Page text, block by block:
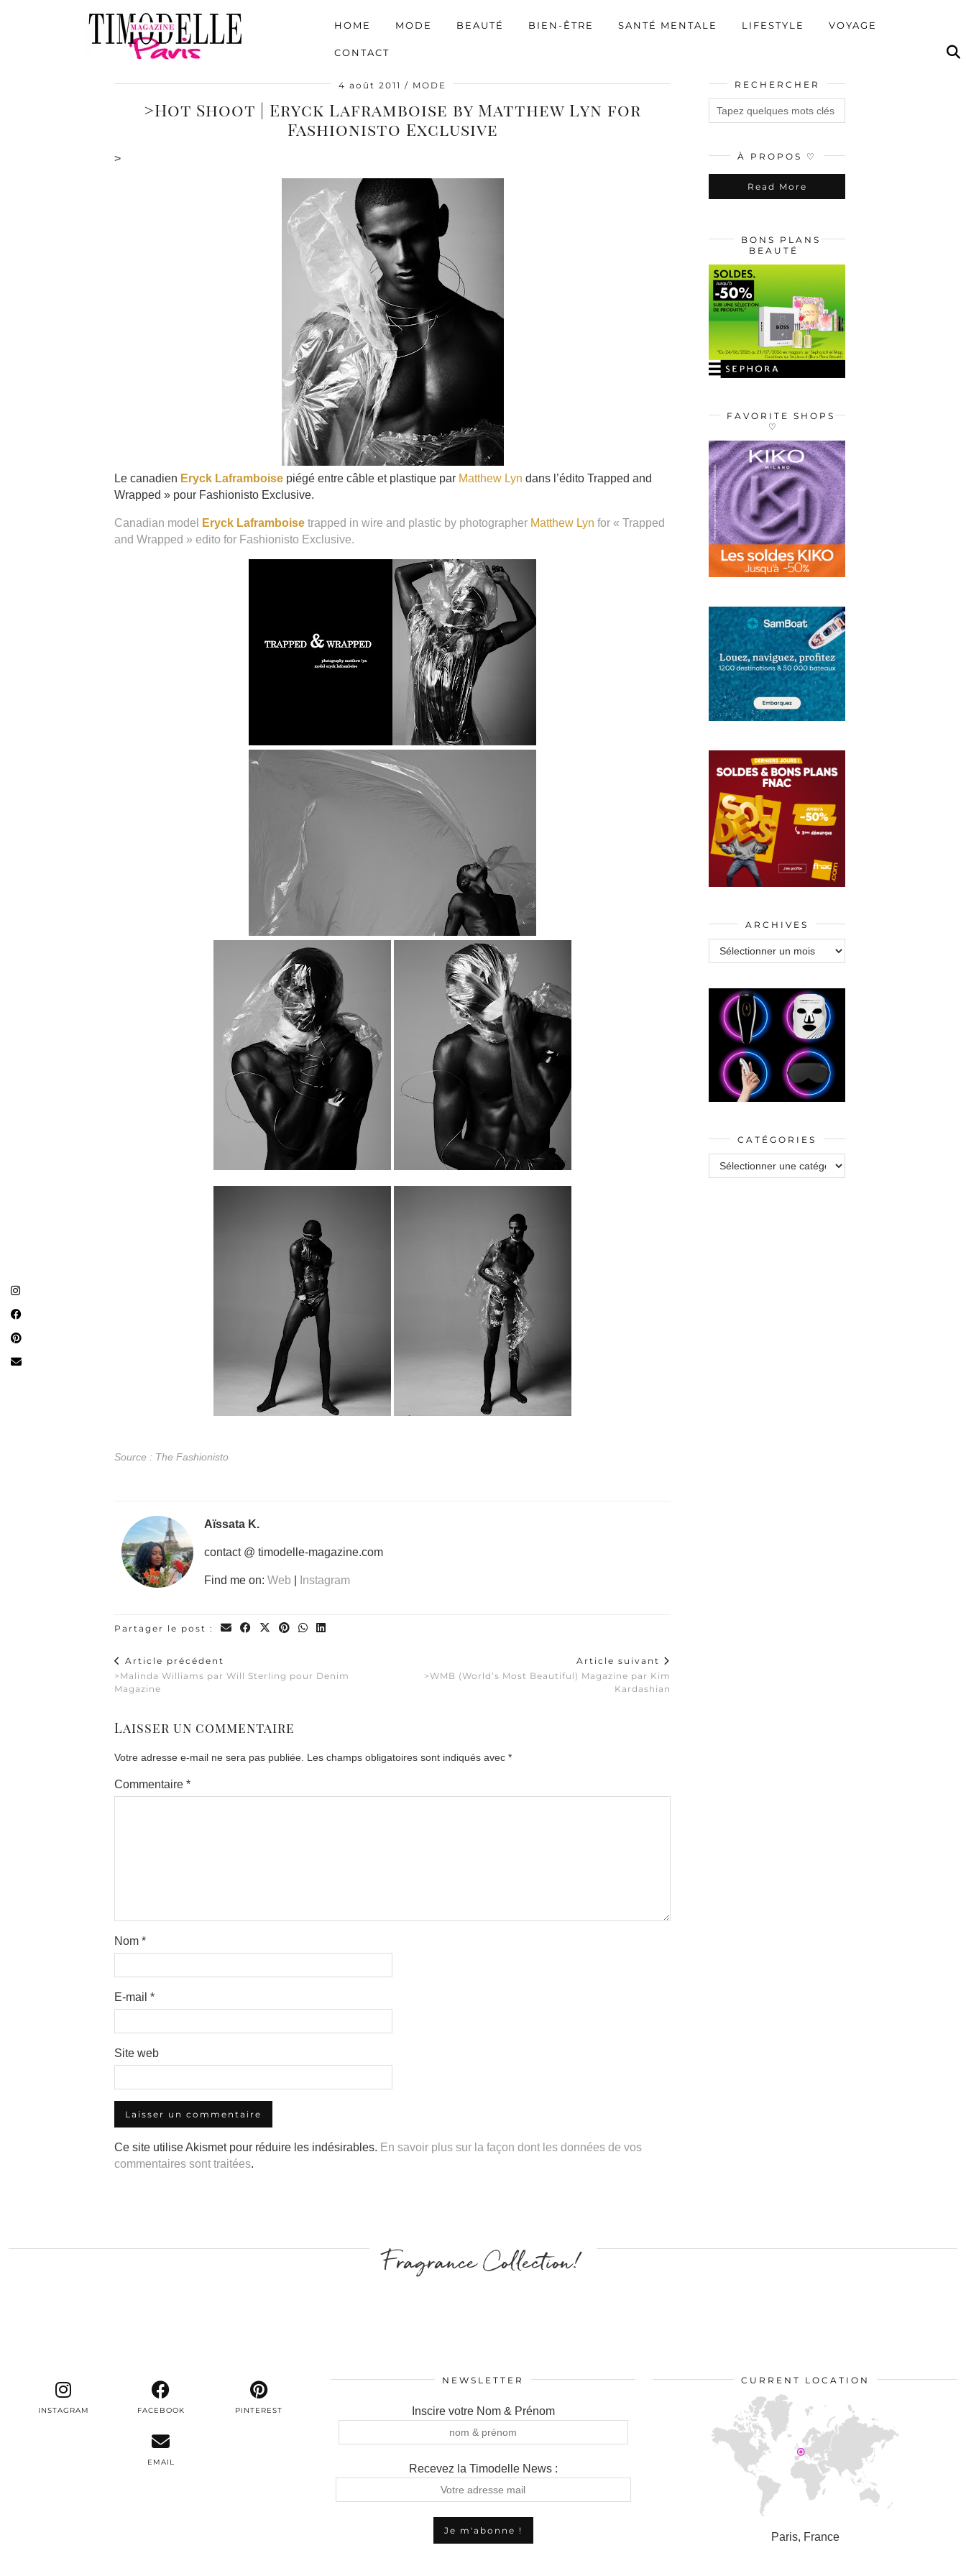
HOME MODE BEAUTÉ BIEN-ÊTRE SANTÉ MENTALE LIFESTYLE VOYAGE
CONTACT
4 août 2011 MODE
>Hot Shoot | Eryck Laframboise by Matthew Lyn for
Fashionisto Exclusive
>
Le canadien Eryck Laframboise piégé entre câble et plastique par Matthew Lyn dans l’édito Trapped and
Wrapped » pour Fashionisto Exclusive.
Canadian model Eryck Laframboise trapped in wire and plastic by photographer Matthew Lyn for « Trapped
and Wrapped » edito for Fashionisto Exclusive.
Source : The Fashionisto
Aïssata K.
contact @ timodelle-magazine.com
Find me on: Web Instagram
Partager le post :
Article précédent
>Malinda Williams par Will Sterling pour Denim
Magazine
Article suivant
>WMB (World’s Most Beautiful) Magazine par Kim
Kardashian
Laisser un commentaire
Votre adresse e-mail ne sera pas publiée. Les champs obligatoires sont indiqués avec *
Commentaire *
Nom *
E-mail *
Site web
Ce site utilise Akismet pour réduire les indésirables. En savoir plus sur la façon dont les données de vos
commentaires sont traitées.
RECHERCHER
À PROPOS ♡
Read More
BONS PLANS
BEAUTÉ
FAVORITE SHOPS
♡
ARCHIVES
Archives
CATÉGORIES
Catégories
Fragrance Collection!
INSTAGRAM FACEBOOK PINTEREST
EMAIL
NEWSLETTER
Inscire votre Nom & Prénom
Recevez la Timodelle News :
CURRENT LOCATION
Paris, France